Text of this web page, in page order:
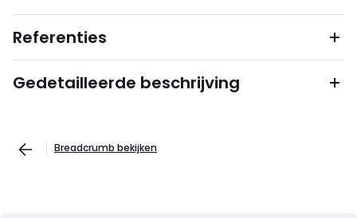
Referenties
Gedetailleerde beschrijving
Breadcrumb bekijken